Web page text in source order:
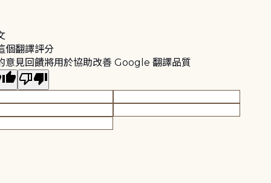
個翻譯評分
意見回饋將用於協助改善 Google 翻譯品質